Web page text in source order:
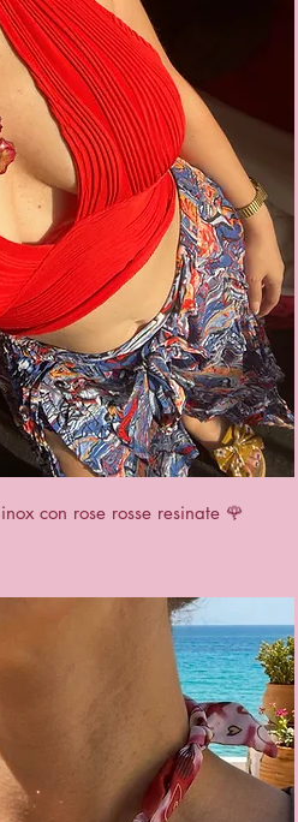
View
con rose rosse resinate 🌹